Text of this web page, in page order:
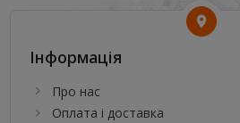
Інформація
Про нас
Оплата і доставка